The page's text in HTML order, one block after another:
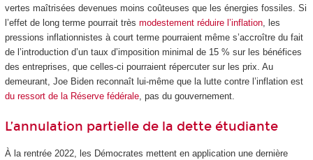
vertes maîtrisées devenues moins coûteuses que les énergies fossiles. Si
l’effet de long terme pourrait très modestement réduire l’inflation, les
pressions inflationnistes à court terme pourraient même s’accroître du fait
de l’introduction d’un taux d’imposition minimal de 15 % sur les bénéfices
des entreprises, que celles-ci pourraient répercuter sur les prix. Au
demeurant, Joe Biden reconnaît lui-même que la lutte contre l’inflation est
du ressort de la Réserve fédérale, pas du gouvernement.
L’annulation partielle de la dette étudiante
À la rentrée 2022, les Démocrates mettent en application une dernière